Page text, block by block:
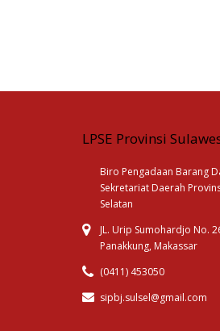
LPSE Provinsi
Biro Pengadaan Barang
Sekretariat Daerah
Selatan
JL. Urip Sumohardjo No.
Panakkung, Makassar
(0411) 453050
sipbj.sulsel@gmail.com